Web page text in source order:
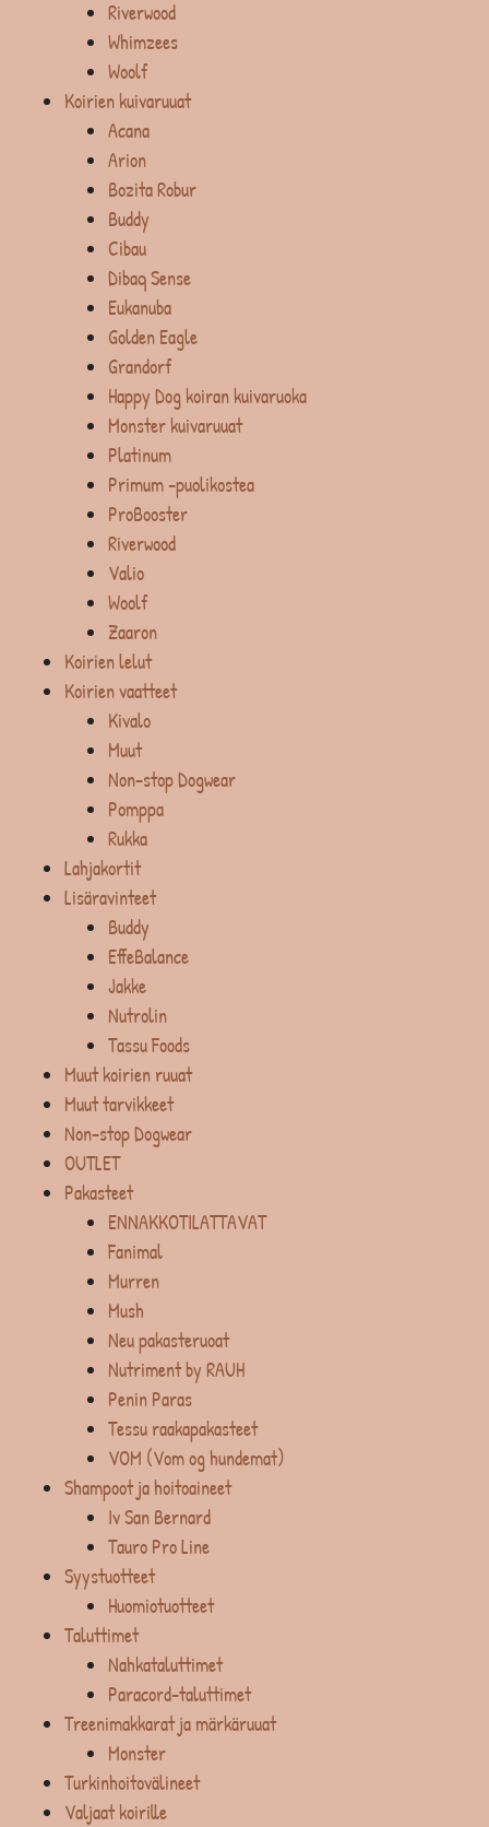
Riverwood
Whimzees
Woolf
Koirien kuivaruuat
Acana
Arion
Bozita Robur
Buddy
Cibau
Dibaq Sense
Eukanuba
Golden Eagle
Grandorf
Happy Dog koiran kuivaruoka
Monster kuivaruuat
Platinum
Primum -puolikostea
ProBooster
Riverwood
Valio
Woolf
Zaaron
Koirien lelut
Koirien vaatteet
Kivalo
Muut
Non-stop Dogwear
Pomppa
Rukka
Lahjakortit
Lisäravinteet
Buddy
EffeBalance
Jakke
Nutrolin
Tassu Foods
Muut koirien ruuat
Muut tarvikkeet
Non-stop Dogwear
OUTLET
Pakasteet
ENNAKKOTILATTAVAT
Fanimal
Murren
Mush
Neu pakasteruoat
Nutriment by RAUH
Penin Paras
Tessu raakapakasteet
VOM (Vom og hundemat)
Shampoot ja hoitoaineet
Iv San Bernard
Tauro Pro Line
Syystuotteet
Huomiotuotteet
Taluttimet
Nahkataluttimet
Paracord-taluttimet
Treenimakkarat ja märkäruuat
Monster
Turkinhoitovälineet
Valjaat koirille